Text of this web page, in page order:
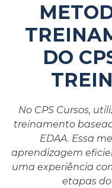
DO
No CPS Cursos,
treinamento
EDAA. Essa
aprendizagem
uma experiência
etapas